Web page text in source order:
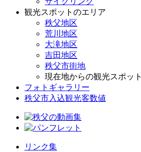
観光スポットのエリア
秩父地区
荒川地区
大滝地区
吉田地区
秩父市街地
現在地からの観光スポット
フォトギャラリー
秩父市入込観光客数値
リンク集